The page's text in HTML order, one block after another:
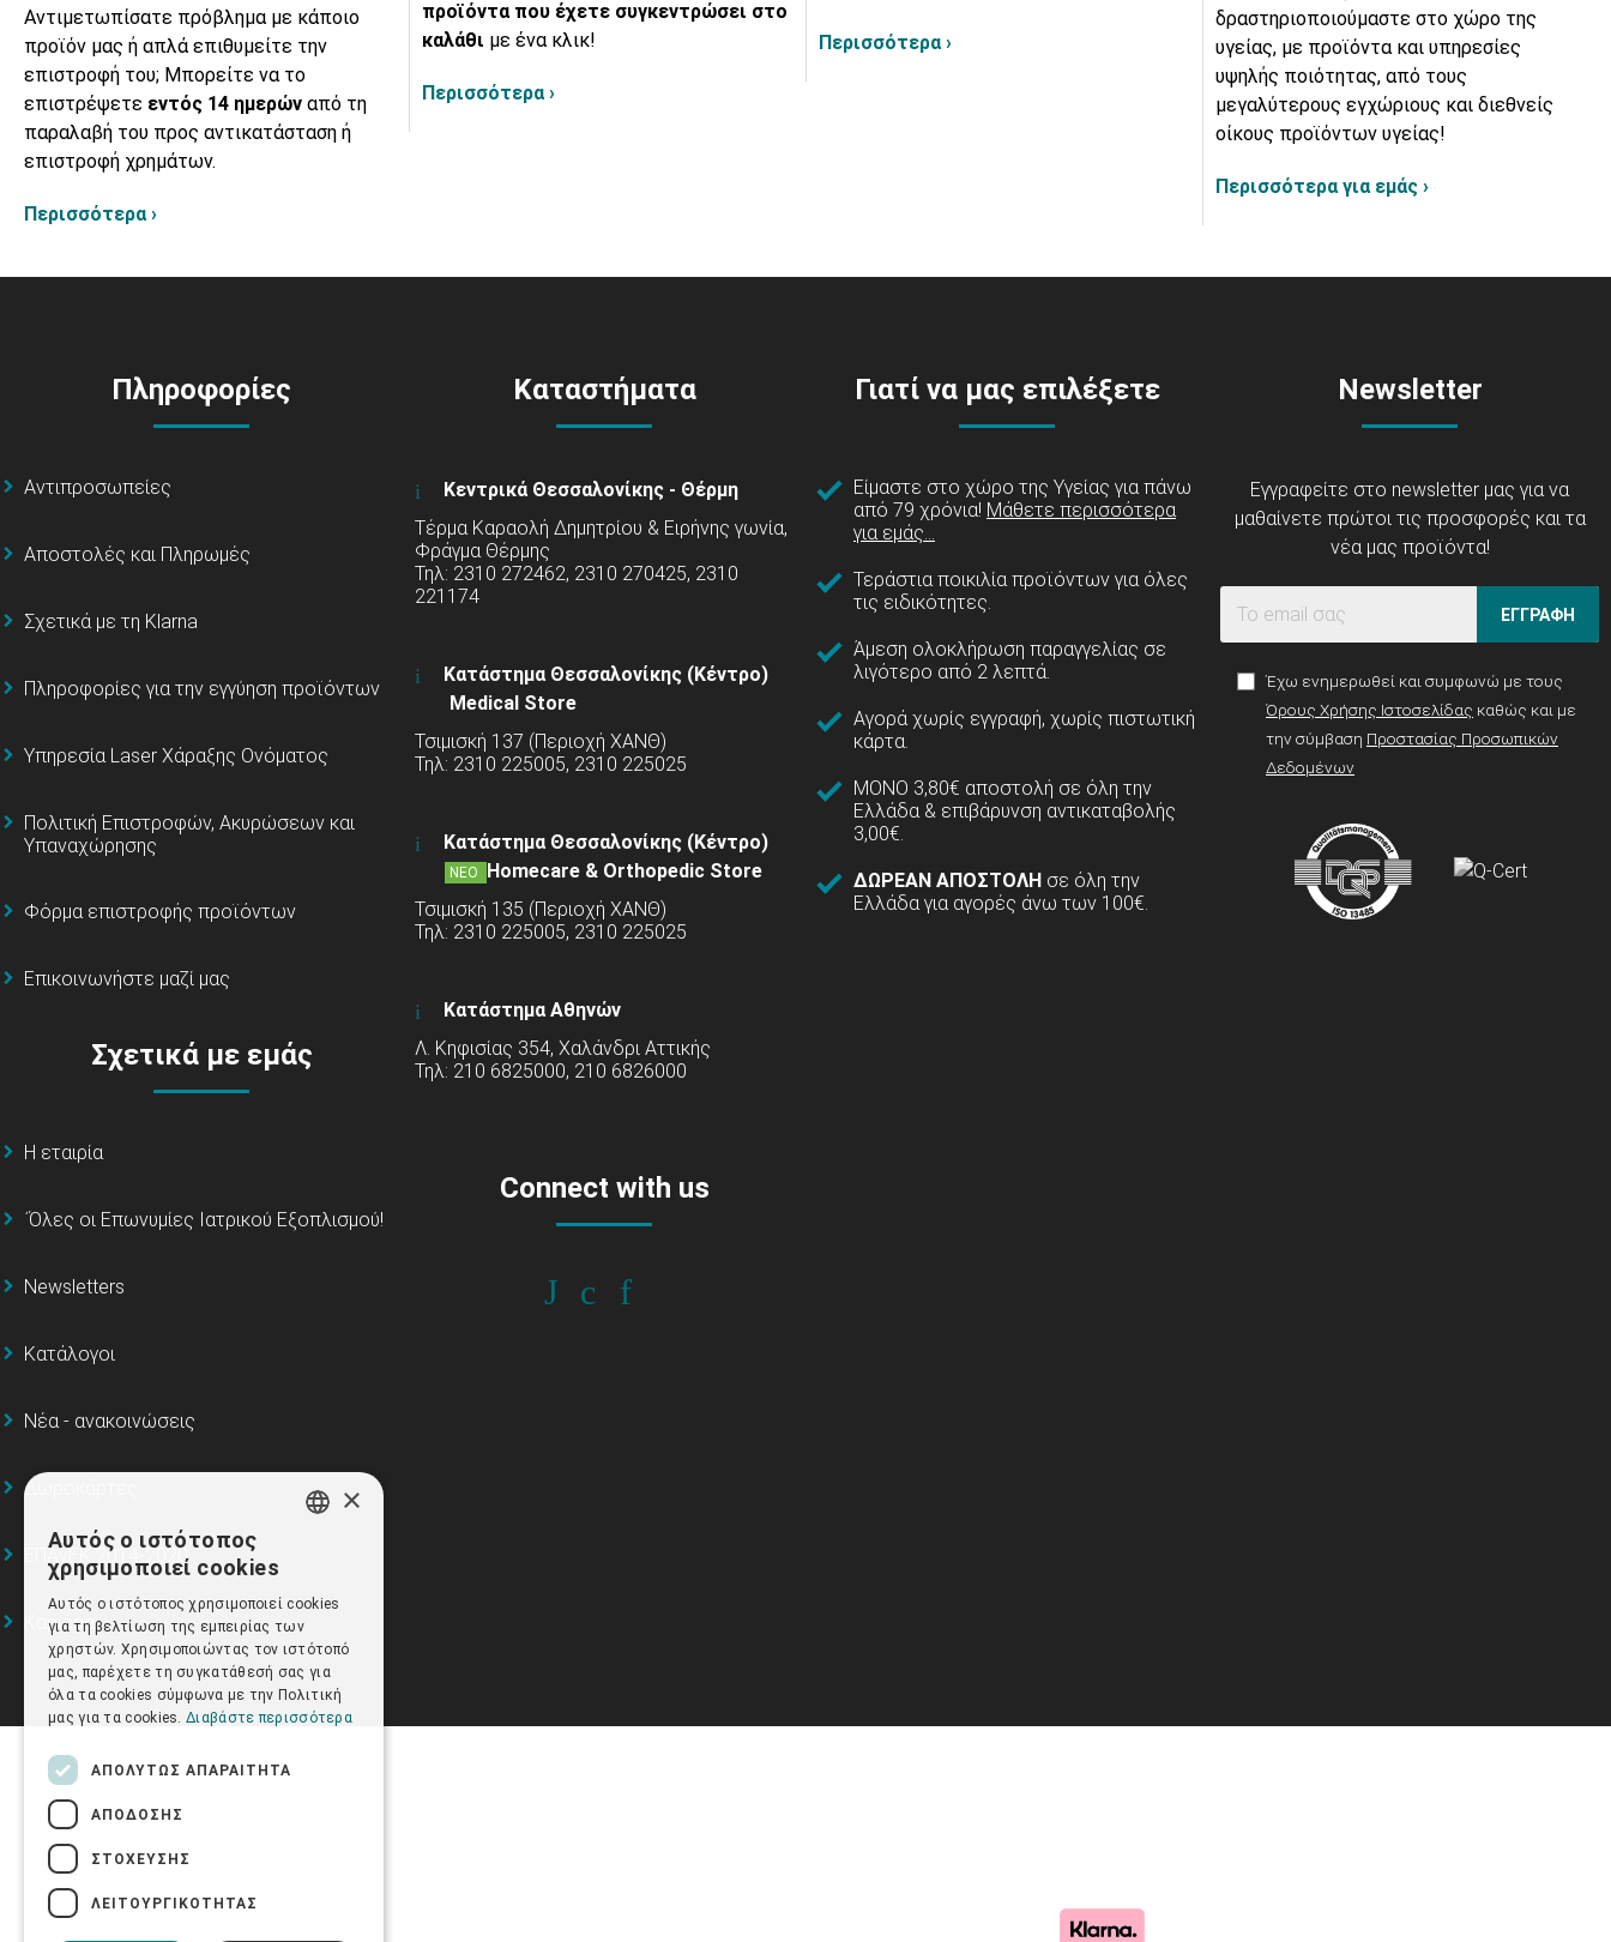
Αντιμετωπίσατε πρόβλημα με κάποιο
προϊόν μας ή απλά επιθυμείτε την
επιστροφή του; Μπορείτε να το
επιστρέψετε εντός 14 ημερών από τη
παραλαβή του προς αντικατάσταση ή
επιστροφή χρημάτων.
Περισσότερα ›
προϊόντα που έχετε συγκεντρώσει στο
καλάθι με ένα κλικ!
Περισσότερα ›
Περισσότερα ›
δραστηριοποιούμαστε στο χώρο της
υγείας, με προϊόντα και υπηρεσίες
υψηλής ποιότητας, από τους
μεγαλύτερους εγχώριους και διεθνείς
οίκους προϊόντων υγείας!
Περισσότερα για εμάς ›
Πληροφορίες
Αντιπροσωπείες
Αποστολές και Πληρωμές
Σχετικά με τη Klarna
Πληροφορίες για την εγγύηση προϊόντων
Υπηρεσία Laser Χάραξης Ονόματος
Πολιτική Επιστροφών, Ακυρώσεων και
Υπαναχώρησης
Φόρμα επιστροφής προϊόντων
Επικοινωνήστε μαζί μας
Σχετικά με εμάς
Η εταιρία
΄Όλες οι Επωνυμίες Ιατρικού Εξοπλισμού!
Newsletters
Κατάλογοι
Νέα - ανακοινώσεις
Δωροκάρτες
ΕΠΑνΕΚ 2014-2020
Καριέρα
Καταστήματα
Κεντρικά Θεσσαλονίκης - Θέρμη
Τέρμα Καραολή Δημητρίου & Ειρήνης γωνία,
Φράγμα Θέρμης
Τηλ: 2310 272462, 2310 270425, 2310
221174
Κατάστημα Θεσσαλονίκης (Κέντρο)
Medical Store
Τσιμισκή 137 (Περιοχή ΧΑΝΘ)
Τηλ: 2310 225005, 2310 225025
Κατάστημα Θεσσαλονίκης (Κέντρο)
ΝΕΟ
Homecare & Orthopedic Store
Τσιμισκή 135 (Περιοχή ΧΑΝΘ)
Τηλ: 2310 225005, 2310 225025
Κατάστημα Αθηνών
Λ. Κηφισίας 354, Χαλάνδρι Αττικής
Τηλ: 210 6825000, 210 6826000
Connect with us
Γιατί να μας επιλέξετε
Είμαστε στο χώρο της Υγείας για πάνω
από 79 χρόνια! Μάθετε περισσότερα
για εμάς...
Τεράστια ποικιλία προϊόντων για όλες
τις ειδικότητες.
Άμεση ολοκλήρωση παραγγελίας σε
λιγότερο από 2 λεπτά.
Αγορά χωρίς εγγραφή, χωρίς πιστωτική
κάρτα.
ΜΟΝΟ 3,80€ αποστολή σε όλη την
Ελλάδα & επιβάρυνση αντικαταβολής
3,00€.
ΔΩΡΕΑΝ ΑΠΟΣΤΟΛΗ σε όλη την
Ελλάδα για αγορές άνω των 100€.
Newsletter
Εγγραφείτε στο newsletter μας για να
μαθαίνετε πρώτοι τις προσφορές και τα
νέα μας προϊόντα!
ΕΓΓΡΑΦΗ
Έχω ενημερωθεί και συμφωνώ με τους
Όρους Χρήσης Ιστοσελίδας καθώς και με
την σύμβαση Προστασίας Προσωπικών
Δεδομένων
×
Αυτός ο ιστότοπος
χρησιμοποιεί cookies
Αυτός ο ιστότοπος χρησιμοποιεί cookies
για τη βελτίωση της εμπειρίας των
χρηστών. Χρησιμοποιώντας τον ιστότοπό
μας, παρέχετε τη συγκατάθεσή σας για
όλα τα cookies σύμφωνα με την Πολιτική
μας για τα cookies. Διαβάστε περισσότερα
ΑΠΟΛΎΤΩΣ ΑΠΑΡΑΊΤΗΤΑ
ΑΠΌΔΟΣΗΣ
ΣΤΌΧΕΥΣΗΣ
ΛΕΙΤΟΥΡΓΙΚΌΤΗΤΑΣ